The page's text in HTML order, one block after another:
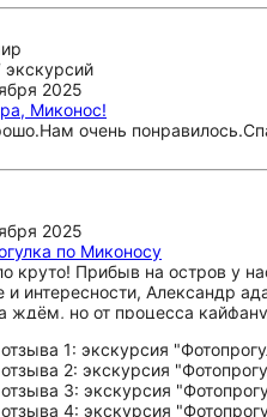
2025
Миконос!
очень
2025
по Миконосу
круто! Прибыв на остров у
и интересности, Александр
ждём, но от процесса
на закате. Считаю, что
Миконос у нас